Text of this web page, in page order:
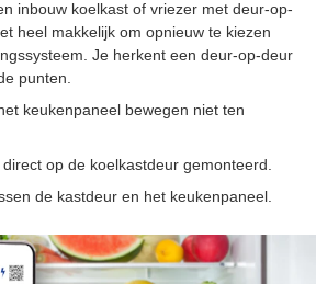
inbouw koelkast of vriezer met deur-op-
heel makkelijk om opnieuw te kiezen
Je herkent een deur-op-deur
punten.
keukenpaneel bewegen niet ten
op de koelkastdeur gemonteerd.
de kastdeur en het keukenpaneel.